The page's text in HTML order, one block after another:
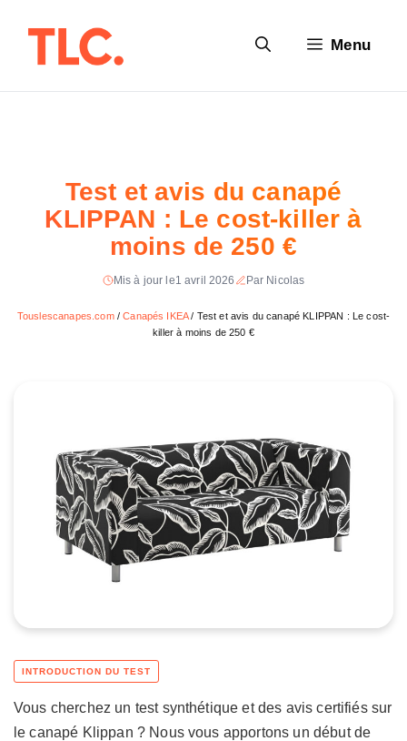
Menu
Test et avis du canapé
KLIPPAN : Le cost-killer à
moins de 250 €
Mis à jour le1 avril 2026 Par Nicolas
Touslescanapes.com/Canapés IKEA/ Test et avis du canapé KLIPPAN : Le cost-
killer à moins de 250 €
Vous cherchez un test synthétique et des avis certifiés sur
le canapé Klippan ? Nous vous apportons un début de